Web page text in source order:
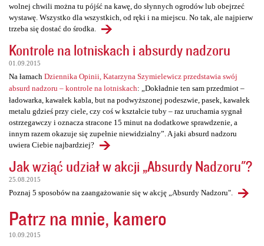
wolnej chwili można tu pójść na kawę, do słynnych ogrodów lub obejrzeć
wystawę. Wszystko dla wszystkich, od ręki i na miejscu. No tak, ale najpierw
trzeba się dostać do środka.
Kontrole na lotniskach i absurdy nadzoru
01.09.2015
Na łamach Dziennika Opinii, Katarzyna Szymielewicz przedstawia swój
absurd nadzoru – kontrole na lotniskach: „Dokładnie ten sam przedmiot –
ładowarka, kawałek kabla, but na podwyższonej podeszwie, pasek, kawałek
metalu gdzieś przy ciele, czy coś w kształcie tuby – raz uruchamia sygnał
ostrzegawczy i oznacza stracone 15 minut na dodatkowe sprawdzenie, a
innym razem okazuje się zupełnie niewidzialny”. A jaki absurd nadzoru
uwiera Ciebie najbardziej?
Jak wziąć udział w akcji „Absurdy Nadzoru"?
25.08.2015
Poznaj 5 sposobów na zaangażowanie się w akcję „Absurdy Nadzoru".
Patrz na mnie, kamero
10.09.2015